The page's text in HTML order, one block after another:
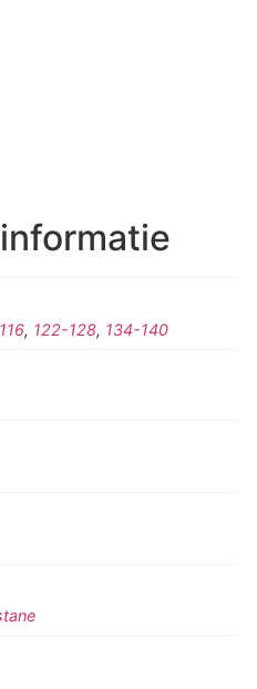
, 122-128, 134-140